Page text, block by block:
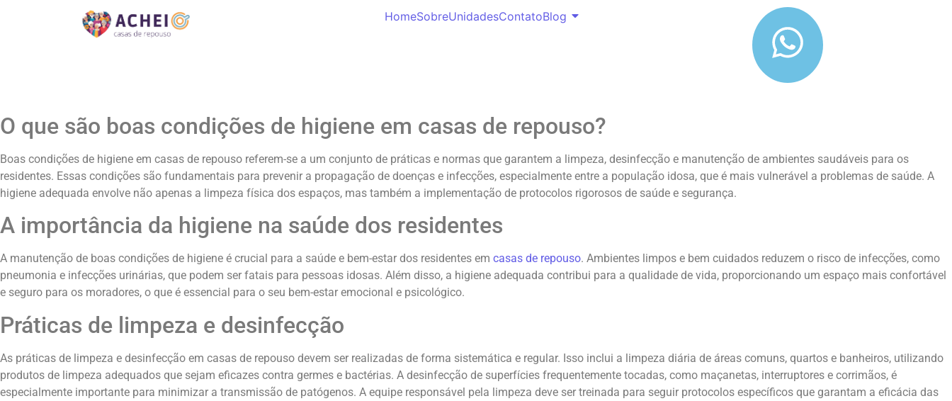
HomeSobreUnidadesContatoBlog
O que são boas condições de higiene em casas de repouso?
Boas condições de higiene em casas de repouso referem-se a um conjunto de práticas e normas que garantem a limpeza, desinfecção e manutenção de ambientes saudáveis para os
residentes. Essas condições são fundamentais para prevenir a propagação de doenças e infecções, especialmente entre a população idosa, que é mais vulnerável a problemas de saúde. A
higiene adequada envolve não apenas a limpeza física dos espaços, mas também a implementação de protocolos rigorosos de saúde e segurança.
A importância da higiene na saúde dos residentes
A manutenção de boas condições de higiene é crucial para a saúde e bem-estar dos residentes em casas de repouso. Ambientes limpos e bem cuidados reduzem o risco de infecções, como
pneumonia e infecções urinárias, que podem ser fatais para pessoas idosas. Além disso, a higiene adequada contribui para a qualidade de vida, proporcionando um espaço mais confortável
e seguro para os moradores, o que é essencial para o seu bem-estar emocional e psicológico.
Práticas de limpeza e desinfecção
As práticas de limpeza e desinfecção em casas de repouso devem ser realizadas de forma sistemática e regular. Isso inclui a limpeza diária de áreas comuns, quartos e banheiros, utilizando
produtos de limpeza adequados que sejam eficazes contra germes e bactérias. A desinfecção de superfícies frequentemente tocadas, como maçanetas, interruptores e corrimãos, é
especialmente importante para minimizar a transmissão de patógenos. A equipe responsável pela limpeza deve ser treinada para seguir protocolos específicos que garantam a eficácia das